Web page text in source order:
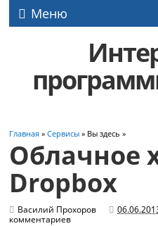
Меню
Главная »Сервисы » Вы здесь »
Облачное
Dropbox
Василий Прохоров
комментариев